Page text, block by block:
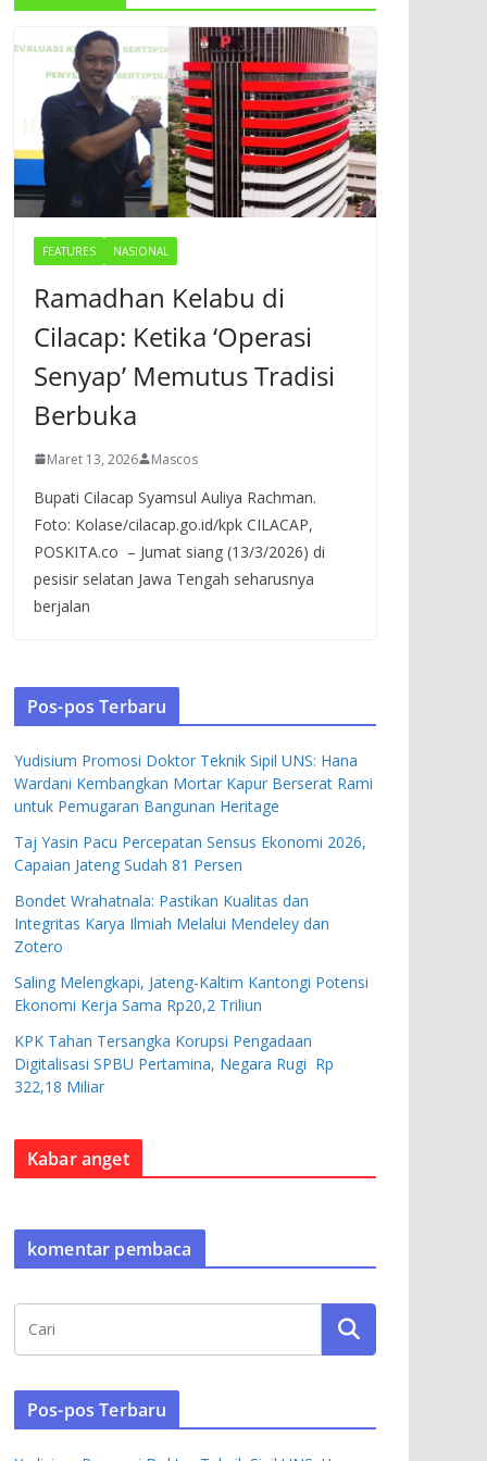
FEATURES NASIONAL
Ramadhan Kelabu di
Cilacap: Ketika ‘Operasi
Senyap’ Memutus Tradisi
Berbuka
Maret 13, 2026 Mascos
Bupati Cilacap Syamsul Auliya Rachman.
Foto: Kolase/cilacap.go.id/kpk CILACAP,
POSKITA.co – Jumat siang (13/3/2026) di
pesisir selatan Jawa Tengah seharusnya
berjalan
Pos-pos Terbaru
Yudisium Promosi Doktor Teknik Sipil UNS: Hana
Wardani Kembangkan Mortar Kapur Berserat Rami
untuk Pemugaran Bangunan Heritage
Taj Yasin Pacu Percepatan Sensus Ekonomi 2026,
Capaian Jateng Sudah 81 Persen
Bondet Wrahatnala: Pastikan Kualitas dan
Integritas Karya Ilmiah Melalui Mendeley dan
Zotero
Saling Melengkapi, Jateng-Kaltim Kantongi Potensi
Ekonomi Kerja Sama Rp20,2 Triliun
KPK Tahan Tersangka Korupsi Pengadaan
Digitalisasi SPBU Pertamina, Negara Rugi Rp
322,18 Miliar
Kabar anget
komentar pembaca
Pos-pos Terbaru